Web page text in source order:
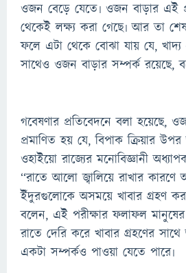
ওজন বেড়ে যেতে৷ ওজন বাড়ার এই
থেকেই লক্ষ্য করা গেছে৷ আর তা
ফলে এটা থেকে বোঝা যায় যে, খাদ্য
সাথেও ওজন বাড়ার সম্পর্ক রয়েছে,
গবেষণার প্রতিবেদনে বলা হয়েছে,
প্রমাণিত হয় যে, বিপাক ক্রিয়ার
ওহাইয়ো রাজ্যের মনোবিজ্ঞানী
‘‘রাতে আলো জ্বালিয়ে রাখার কারণে
ইঁদুরগুলোকে অসময়ে খাবার গ্রহণ
বলেন, এই পরীক্ষার ফলাফল মানুষের
রাতে দেরি করে খাবার গ্রহণের
একটা সম্পর্কও পাওয়া যেতে পারে৷